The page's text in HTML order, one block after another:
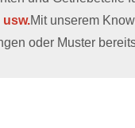
usw.Mit unserem
oder Muster